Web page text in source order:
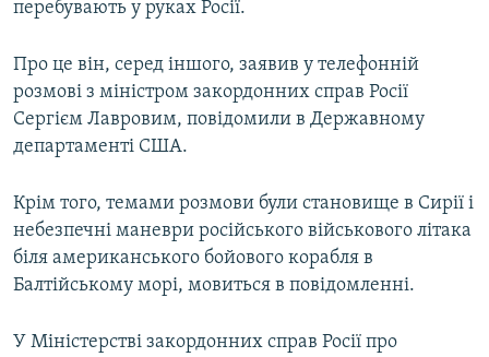
перебувають у руках Росії.
Про це він, серед іншого, заявив у телефонній
розмові з міністром закордонних справ Росії
Сергієм Лавровим, повідомили в Державному
департаменті США.
Крім того, темами розмови були становище в Сирії і
небезпечні маневри російського військового літака
біля американського бойового корабля в
Балтійському морі, мовиться в повідомленні.
У Міністерстві закордонних справ Росії про